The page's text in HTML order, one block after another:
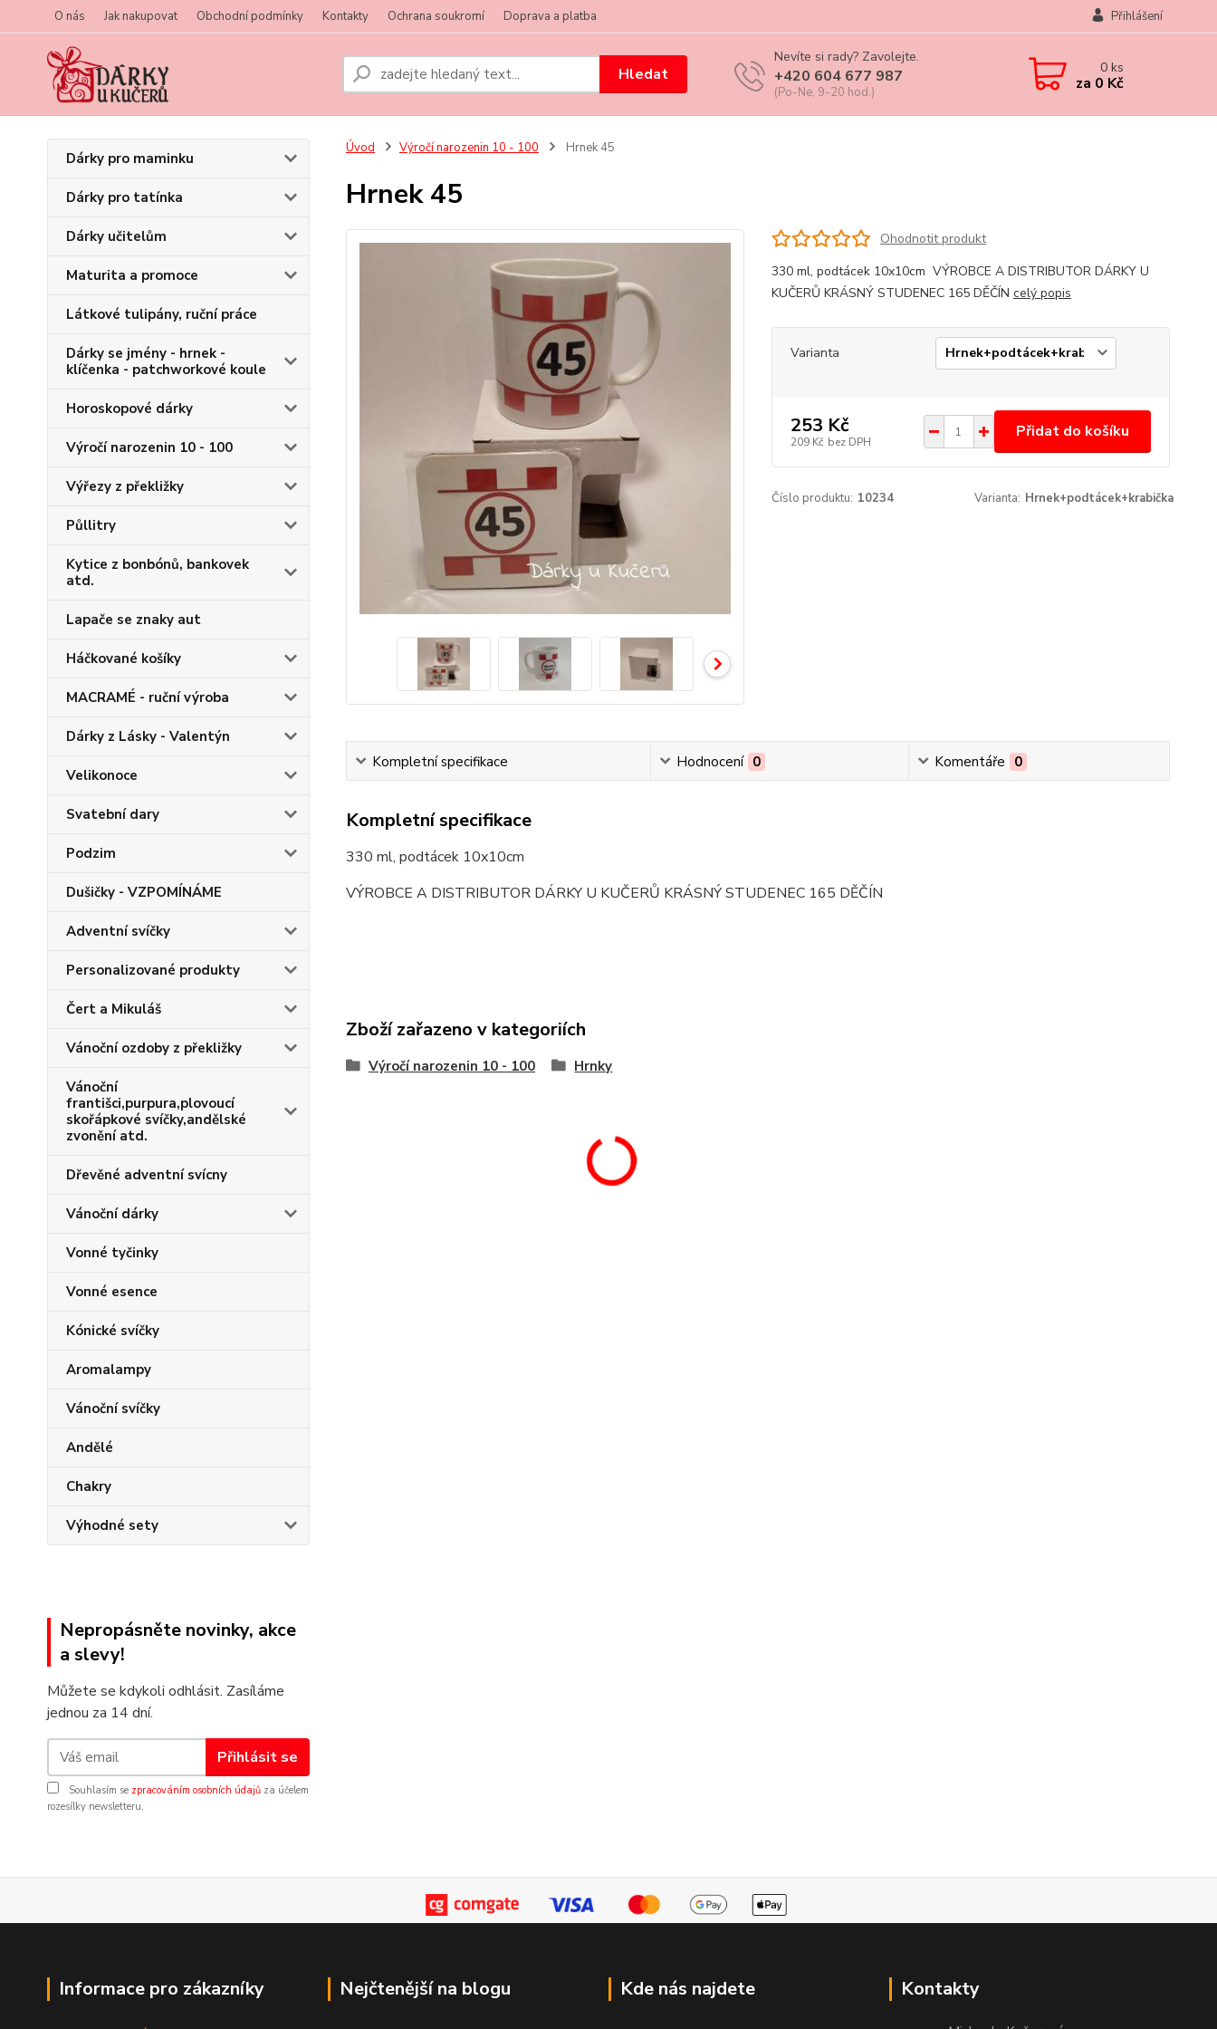
O nás Jak nakupovat Obchodní podmínky Kontakty Ochrana soukromí Doprava a platba Přihlášení
Hledat
Nevíte si rady? Zavolejte.
+420 604 677 987
(Po-Ne, 9-20 hod.)
0ks
za 0 Kč
Dárky pro maminku
Dárky pro tatínka
Dárky učitelům
Maturita a promoce
Látkové tulipány, ruční práce
Dárky se jmény - hrnek -
klíčenka - patchworkové koule
Horoskopové dárky
Výročí narozenin 10 - 100
Výřezy z překližky
Půllitry
Kytice z bonbónů, bankovek
atd.
Lapače se znaky aut
Háčkované košíky
MACRAMÉ - ruční výroba
Dárky z Lásky - Valentýn
Velikonoce
Svatební dary
Podzim
Dušičky - VZPOMÍNÁME
Adventní svíčky
Personalizované produkty
Čert a Mikuláš
Vánoční ozdoby z překližky
Vánoční
františci,purpura,plovoucí
skořápkové svíčky,andělské
zvonění atd.
Dřevěné adventní svícny
Vánoční dárky
Vonné tyčinky
Vonné esence
Kónické svíčky
Aromalampy
Vánoční svíčky
Andělé
Chakry
Výhodné sety
Nepropásněte novinky, akce
a slevy!
Můžete se kdykoli odhlásit. Zasíláme
jednou za 14 dní.
Přihlásit se
Souhlasím se zpracováním osobních údajů za účelem
rozesílky newsletteru.
Úvod Výročí narozenin 10 - 100 Hrnek 45
Hrnek 45
Ohodnotit produkt
330 ml, podtácek 10x10cm VÝROBCE A DISTRIBUTOR DÁRKY U
KUČERŮ KRÁSNÝ STUDENEC 165 DĚČÍN celý popis
Varianta
253 Kč
209 Kč bez DPH
Přidat do košíku
Číslo produktu: 10234 Varianta: Hrnek+podtácek+krabička
Kompletní specifikace Hodnocení 0 Komentáře 0
Kompletní specifikace
330 ml, podtácek 10x10cm
VÝROBCE A DISTRIBUTOR DÁRKY U KUČERŮ KRÁSNÝ STUDENEC 165 DĚČÍN
Zboží zařazeno v kategoriích
Výročí narozenin 10 - 100 Hrnky
Informace pro zákazníky Nejčtenější na blogu Kde nás najdete Kontakty